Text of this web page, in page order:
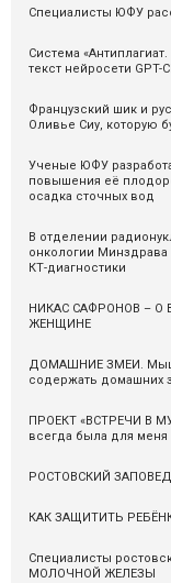
Специалисты ЮФУ
Система
текст нейросети GPT-
Французский шик и
Оливье Сиу, которую
Ученые ЮФУ
повышения её
осадка сточных вод
В отделении
онкологии
КТ-диагностики
НИКАС САФРОНОВ – О
ЖЕНЩИНЕ
ДОМАШНИЕ ЗМЕИ.
содержать домашних
ПРОЕКТ «ВСТРЕЧИ В
всегда была для
РОСТОВСКИЙ
КАК ЗАЩИТИТЬ
Специалисты
МОЛОЧНОЙ ЖЕЛЕЗЫ